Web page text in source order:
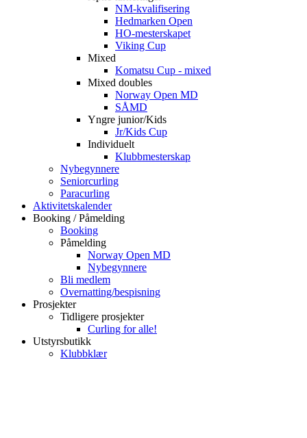
NM-kvalifisering
Hedmarken Open
HO-mesterskapet
Viking Cup
Mixed
Komatsu Cup - mixed
Mixed doubles
Norway Open MD
SÅMD
Yngre junior/Kids
Jr/Kids Cup
Individuelt
Klubbmesterskap
Nybegynnere
Seniorcurling
Paracurling
Aktivitetskalender
Booking / Påmelding
Booking
Påmelding
Norway Open MD
Nybegynnere
Bli medlem
Overnatting/bespisning
Prosjekter
Tidligere prosjekter
Curling for alle!
Utstyrsbutikk
Klubbklær